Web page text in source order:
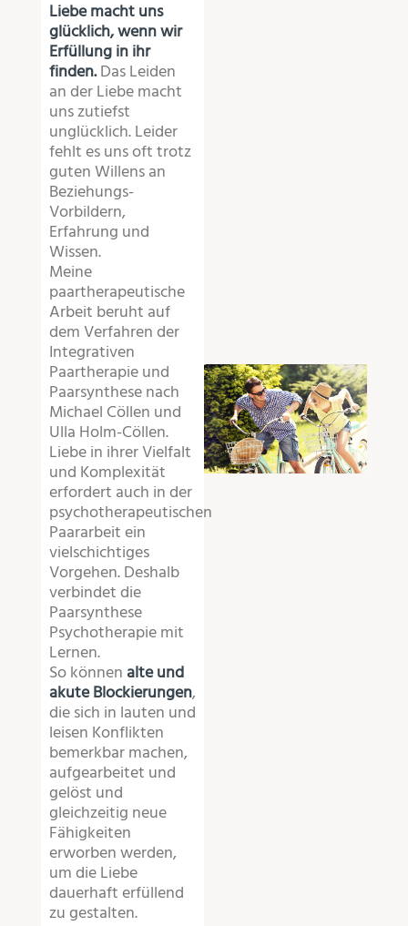
Liebe macht uns
glücklich, wenn wir
Erfüllung in ihr
finden.Das Leiden
an der Liebe macht
uns zutiefst
unglücklich. Leider
fehlt es uns oft trotz
guten Willens an
Beziehungs-
Vorbildern,
Erfahrung und
Wissen.
Meine
paartherapeutische
Arbeit beruht auf
dem Verfahren der
Integrativen
Paartherapie und
Paarsynthese nach
Michael Cöllen und
Ulla Holm-Cöllen.
Liebe in ihrer Vielfalt
und Komplexität
erfordert auch in der
psychotherapeutischen
Paararbeit ein
vielschichtiges
Vorgehen. Deshalb
verbindet die
Paarsynthese
Psychotherapie mit
Lernen.
So können alte und
akute Blockierungen,
die sich in lauten und
leisen Konflikten
bemerkbar machen,
aufgearbeitet und
gelöst und
gleichzeitig neue
Fähigkeiten
erworben werden,
um die Liebe
dauerhaft erfüllend
zu gestalten.